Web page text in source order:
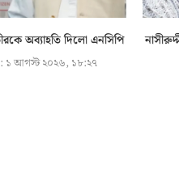
অব্যাহতি দিলো এনসিপি
১ আগস্ট ২০২৬, ১৮:২৭